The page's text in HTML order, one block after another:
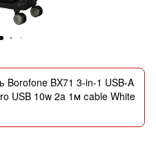
Borofone BX71 3-in-1 USB-A
USB 10w 2a 1м сable White